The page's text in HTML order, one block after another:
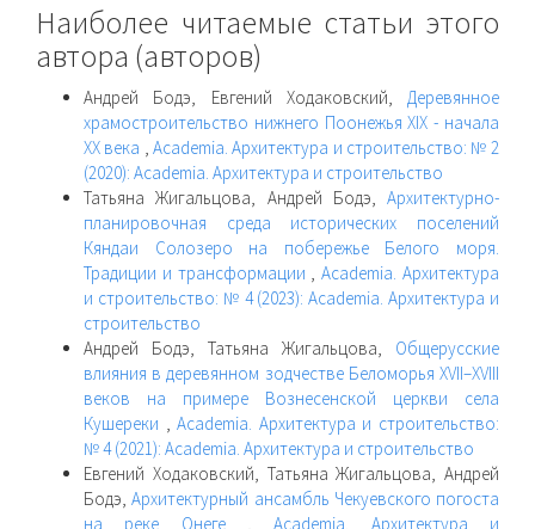
Наиболее читаемые статьи этого
автора (авторов)
Андрей Бодэ, Евгений Ходаковский, Деревянное
храмостроительство нижнего Поонежья XIX - начала
ХХ века ,Academia. Архитектура и строительство: № 2
(2020): Academia. Архитектура и строительство
Татьяна Жигальцова, Андрей Бодэ, Архитектурно-
планировочная среда исторических поселений
Кяндаи Солозеро на побережье Белого моря.
Традиции и трансформации ,Academia. Архитектура
и строительство: № 4 (2023): Academia. Архитектура и
строительство
Андрей Бодэ, Татьяна Жигальцова, Общерусские
влияния в деревянном зодчестве Беломорья XVII–XVIII
веков на примере Вознесенской церкви села
Кушереки ,Academia. Архитектура и строительство:
№ 4 (2021): Academia. Архитектура и строительство
Евгений Ходаковский, Татьяна Жигальцова, Андрей
Бодэ,Архитектурный ансамбль Чекуевского погоста
на реке Онеге
,Academia. Архитектура и